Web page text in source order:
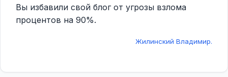
Вы избавили свой блог от угрозы взлома
процентов на 90%.
Жилинский Владимир.